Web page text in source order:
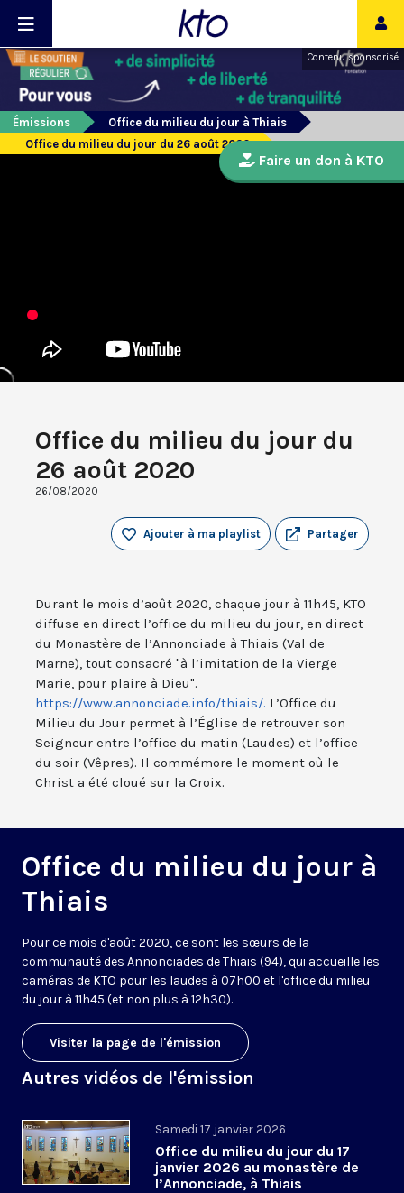
Contenu sponsorisé
Émissions
Office du milieu du jour à Thiais
Office du milieu du jour du 26 août 2020
Office du milieu du jour du
26 août 2020
26/08/2020
Partager
Ajouter à ma playlist
Durant le mois d’août 2020, chaque jour à 11h45, KTO
diffuse en direct l’office du milieu du jour, en direct
du Monastère de l’Annonciade à Thiais (Val de
Marne), tout consacré "à l’imitation de la Vierge
Marie, pour plaire à Dieu".
https://www.annonciade.info/thiais/. L’Office du
Milieu du Jour permet à l’Église de retrouver son
Seigneur entre l’office du matin (Laudes) et l’office
du soir (Vêpres). Il commémore le moment où le
Christ a été cloué sur la Croix.
Office du milieu du jour à
Thiais
Pour ce mois d'août 2020, ce sont les sœurs de la
communauté des Annonciades de Thiais (94), qui accueille les
caméras de KTO pour les laudes à 07h00 et l'office du milieu
du jour à 11h45 (et non plus à 12h30).
Visiter la page de l'émission
Autres vidéos de l'émission
Samedi 17 janvier 2026
Office du milieu du jour du 17
janvier 2026 au monastère de
l’Annonciade, à Thiais
Faire un don à KTO